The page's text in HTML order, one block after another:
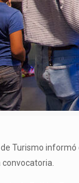
Turismo